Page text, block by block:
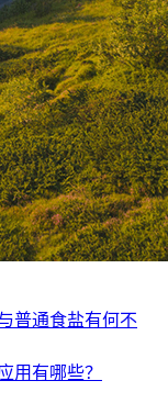
普通食盐有何不
用有哪些？